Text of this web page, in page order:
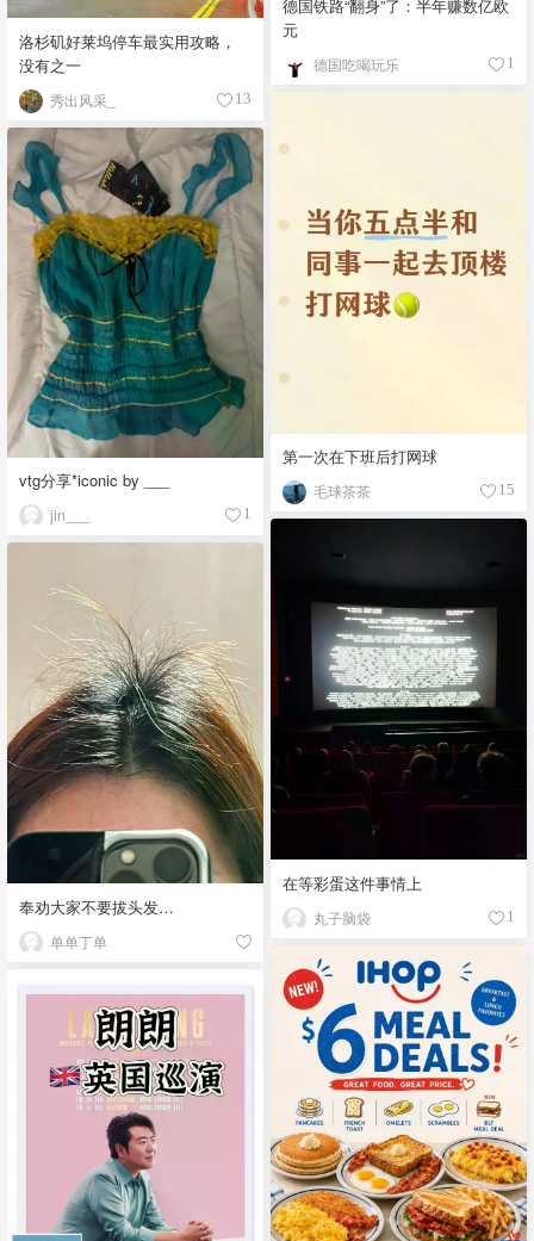
德国铁路“翻身”了：半年赚数亿欧
元
德国吃喝玩乐 1
洛杉矶好莱坞停车最实用攻略，
没有之一
秀出风采_ 13
第一次在下班后打网球
毛球茶茶 15
vtg分享*iconic by ___
jin___ 1
在等彩蛋这件事情上
丸子脑袋 1
奉劝大家不要拔头发…
单单丁单